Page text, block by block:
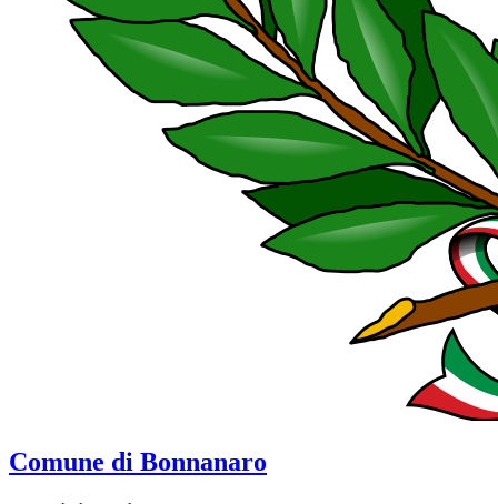
Comune di Bonnanaro